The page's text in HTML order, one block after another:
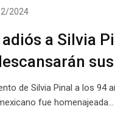
2024
a Silvia
de Silvia Pinal a los 94
fue homenajeada…